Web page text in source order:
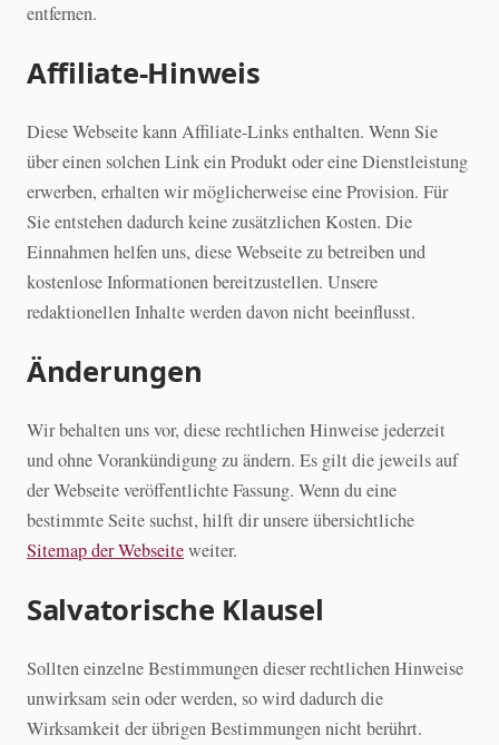
entfernen.
Affiliate-Hinweis
Diese Webseite kann Affiliate-Links enthalten. Wenn Sie
über einen solchen Link ein Produkt oder eine Dienstleistung
erwerben, erhalten wir möglicherweise eine Provision. Für
Sie entstehen dadurch keine zusätzlichen Kosten. Die
Einnahmen helfen uns, diese Webseite zu betreiben und
kostenlose Informationen bereitzustellen. Unsere
redaktionellen Inhalte werden davon nicht beeinflusst.
Änderungen
Wir behalten uns vor, diese rechtlichen Hinweise jederzeit
und ohne Vorankündigung zu ändern. Es gilt die jeweils auf
der Webseite veröffentlichte Fassung. Wenn du eine
bestimmte Seite suchst, hilft dir unsere übersichtliche
Sitemap der Webseiteweiter.
Salvatorische Klausel
Sollten einzelne Bestimmungen dieser rechtlichen Hinweise
unwirksam sein oder werden, so wird dadurch die
Wirksamkeit der übrigen Bestimmungen nicht berührt.